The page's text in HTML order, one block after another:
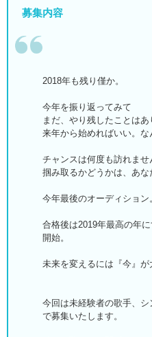
募集内容
2018年も残り僅か。
今年を振り返ってみて
まだ、やり残したことはあ
来年から始めればいい。
チャンスは何度も訪れませ
掴み取るかどうかは、あな
今年最後のオーディション
合格後は2019年最高の年
開始。
未来を変えるには『今』が
今回は未経験者の歌手、
で募集いたします。